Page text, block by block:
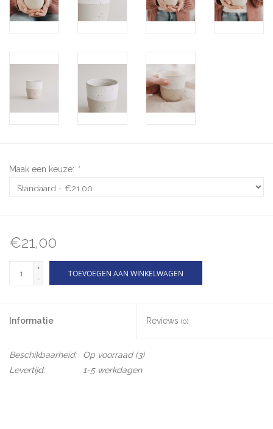
Maak een keuze: *
€21,00
+
-
TOEVOEGEN AAN WINKELWAGEN
Informatie Reviews (0)
Beschikbaarheid: Op voorraad(3)
Levertijd:
1-5 werkdagen